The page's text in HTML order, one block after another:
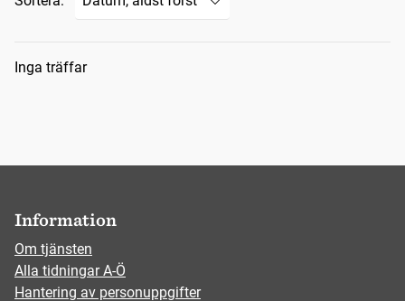
Sökresultat
Inga träffar
Information
Om tjänsten
Alla tidningar A-Ö
Hantering av personuppgifter